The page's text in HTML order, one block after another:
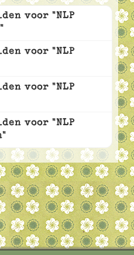
voor "NLP
voor "NLP
voor "NLP
voor "NLP